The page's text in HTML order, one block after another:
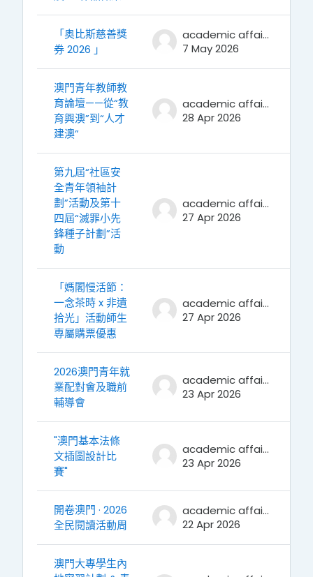
「奥比斯慈善獎
券 2026 」
academic affairs
7 May 2026
澳門青年教師教
育論壇——從“教
育興澳”到“人才
建澳”
academic affairs
28 Apr 2026
第九屆“社區安
全青年領袖計
劃”活動及第十
四屆“滅罪小先
鋒種子計劃”活
動
academic affairs
27 Apr 2026
「媽閣慢活節：
一念茶時 x 非遺
拾光」活動師生
專屬購票優惠
academic affairs
27 Apr 2026
2026澳門青年就
業配對會及職前
輔導會
academic affairs
23 Apr 2026
"澳門基本法條
文插圖設計比
賽"
academic affairs
23 Apr 2026
開卷澳門 · 2026
全民閱讀活動周
academic affairs
22 Apr 2026
澳門大專學生內